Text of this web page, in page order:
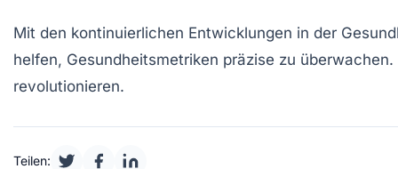
Mit den kontinuierlichen Entwicklungen in der
helfen, Gesundheitsmetriken präzise zu
revolutionieren.
Teilen: